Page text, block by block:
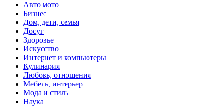
Авто мото
Бизнес
Дом, дети, семья
Досуг
Здоровье
Искусство
Интернет и компьютеры
Кулинария
Любовь, отношения
Мебель, интерьер
Мода и стиль
Наука